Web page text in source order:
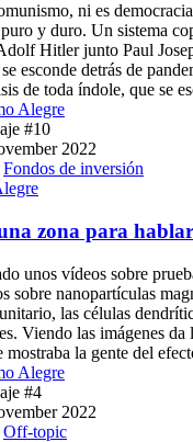
ni es
y duro. Un sistema
Hitler junto Paul
esconde detrás de
de toda índole, que se
Alegre
#10
2022
Fondos de inversión
zona para
unos vídeos sobre
sobre nanopartículas
las células
Viendo las imágenes
mostraba la gente del
Alegre
#4
2022
Off-topic